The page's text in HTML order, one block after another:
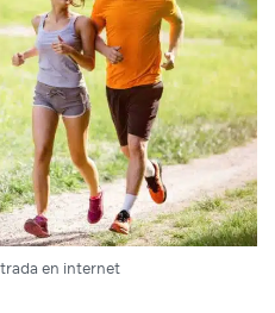
en internet